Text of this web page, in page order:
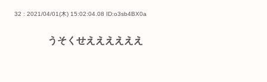
32 : 2021/04/01(木) 15:02:04.08 ID:o3sb4BX0a
うそくせええええええ